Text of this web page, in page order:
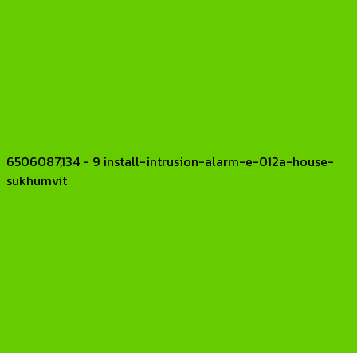
6506087,134 - 9 install-intrusion-alarm-e-012a-house-
sukhumvit